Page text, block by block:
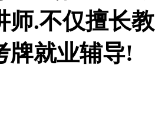
师.不仅擅长
牌就业辅导!